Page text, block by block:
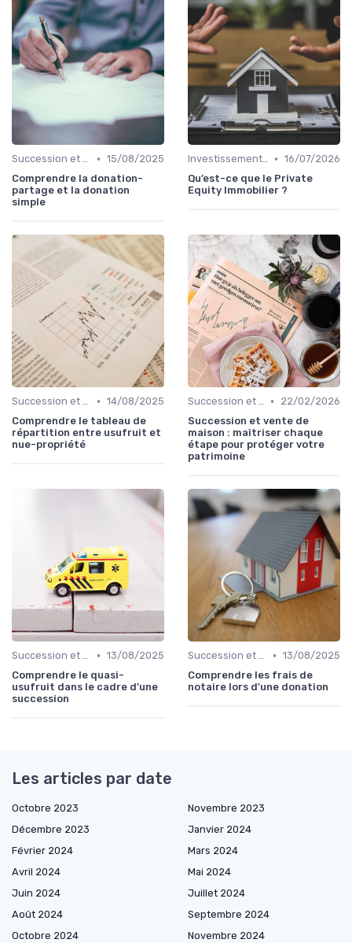
Succession et Transmission de Patrimoine • 15/08/2025
Comprendre la donation-
partage et la donation
simple
Investissement Immobilier • 16/07/2026
Qu’est-ce que le Private
Equity Immobilier ?
Succession et Transmission de Patrimoine • 14/08/2025
Comprendre le tableau de
répartition entre usufruit et
nue-propriété
Succession et Transmission de Patrimoine •
22/02/2026
Succession et vente de
maison : maîtriser chaque
étape pour protéger votre
patrimoine
Succession et Transmission de Patrimoine • 13/08/2025
Comprendre le quasi-
usufruit dans le cadre d'une
succession
Succession et Transmission de Patrimoine • 13/08/2025
Comprendre les frais de
notaire lors d'une donation
Les articles par date
Octobre 2023
Novembre 2023
Décembre 2023
Janvier 2024
Février 2024
Mars 2024
Avril 2024
Mai 2024
Juin 2024
Juillet 2024
Août 2024
Septembre 2024
Octobre 2024
Novembre 2024